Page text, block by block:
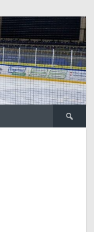
Suche
nach: